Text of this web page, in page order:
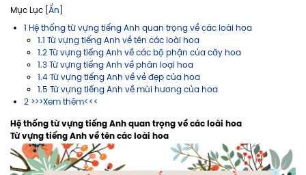
Mục Lục [ Ẩn
1 Hệ thống từ vựng tiếng Anh quan trọng về các loài hoa
1.1 Từ vựng tiếng Anh về tên các loài hoa
1.2 Từ vựng tiếng Anh về các bộ phận của cây hoa
1.3 Từ vựng tiếng Anh về phân loại hoa
1.4 Từ vựng tiếng Anh về vẻ đẹp của hoa
1.5 Từ vựng tiếng Anh về mùi hương của hoa
2 >>>Xem thêm<<<
Hệ thống từ vựng tiếng Anh quan trọng về các loài hoa
Từ vựng tiếng Anh về tên các loài hoa